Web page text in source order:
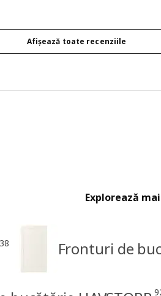
Afișează toate recenziile
Explorează
38 Fronturi de